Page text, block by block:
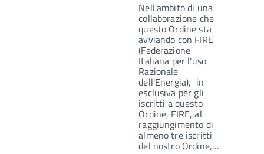
Nell'ambito di una
collaborazione che
questo Ordine sta
avviando con FIRE
(Federazione
Italiana per l'uso
Razionale
dell'Energia), in
esclusiva per gli
iscritti a questo
Ordine, FIRE, al
raggiungimento di
almeno tre iscritti
del nostro Ordine,…